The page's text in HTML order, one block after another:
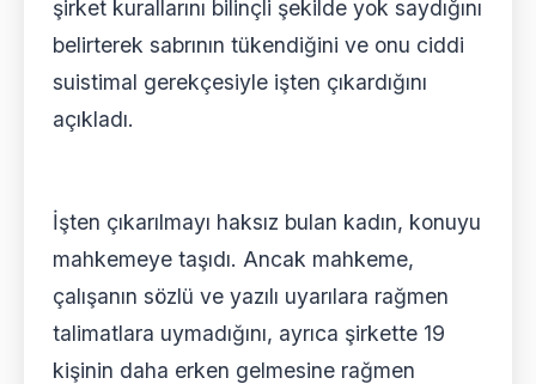
şirket kurallarını bilinçli şekilde yok saydığını
belirterek sabrının tükendiğini ve onu ciddi
suistimal gerekçesiyle işten çıkardığını
açıkladı.
İşten çıkarılmayı haksız bulan kadın, konuyu
mahkemeye taşıdı. Ancak mahkeme,
çalışanın sözlü ve yazılı uyarılara rağmen
talimatlara uymadığını, ayrıca şirkette 19
kişinin daha erken gelmesine rağmen